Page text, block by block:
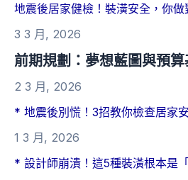
地震後居家健檢！裝潢安全，你做
3 3 月, 2026
前期規劃：夢想藍圖與預
2 3 月, 2026
* 地震後別慌！3招教你檢查居家
1 3 月, 2026
* 設計師崩潰！這5種裝潢根本是